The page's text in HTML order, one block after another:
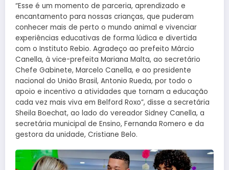
“Esse é um momento de parceria, aprendizado e
encantamento para nossas crianças, que puderam
conhecer mais de perto o mundo animal e vivenciar
experiências educativas de forma lúdica e divertida
com o Instituto Rebio. Agradeço ao prefeito Márcio
Canella, à vice-prefeita Mariana Malta, ao secretário
Chefe Gabinete, Marcelo Canella, e ao presidente
nacional do União Brasil, Antonio Rueda, por todo o
apoio e incentivo a atividades que tornam a educação
cada vez mais viva em Belford Roxo”, disse a secretária
Sheila Boechat, ao lado do vereador Sidney Canella, a
secretária municipal de Ensino, Fernanda Romero e da
gestora da unidade, Cristiane Belo.